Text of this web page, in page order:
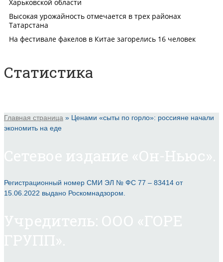
Статистика
Главная страница » Ценами «сыты по горло»: россияне начали
экономить на еде
Регистрационный номер СМИ ЭЛ № ФС 77 – 83414 от
15.06.2022 выдано Роскомнадзором.